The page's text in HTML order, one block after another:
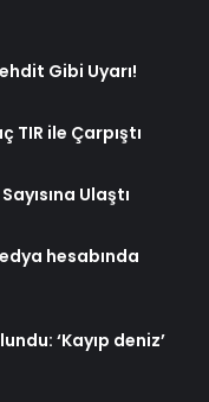
Gibi Uyarı!
TIR ile Çarpıştı
Ulaştı
hesabında
‘Kayıp deniz’